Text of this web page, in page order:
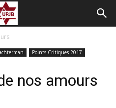
Points Critiques 2017
nos amours